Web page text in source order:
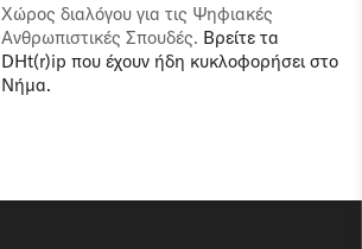
Χώρος διαλόγου για τις Ψηφιακές
Ανθρωπιστικές Σπουδές. Βρείτε τα
DHt(r)ip που έχουν ήδη κυκλοφορήσει στο
Νήμα.